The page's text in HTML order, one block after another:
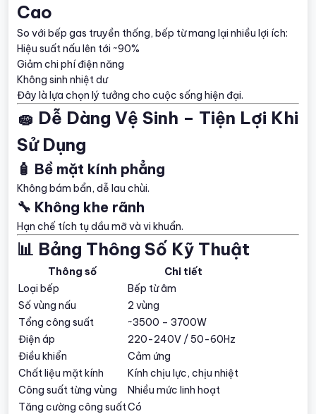
Cao
So với bếp gas truyền thống, bếp từ mang lại nhiều lợi ích:
Hiệu suất nấu lên tới ~90%
Giảm chi phí điện năng
Không sinh nhiệt dư
Đây là lựa chọn lý tưởng cho cuộc sống hiện đại.
🧽 Dễ Dàng Vệ Sinh – Tiện Lợi Khi
Sử Dụng
🧴 Bề mặt kính phẳng
Không bám bẩn, dễ lau chùi.
🔧 Không khe rãnh
Hạn chế tích tụ dầu mỡ và vi khuẩn.
📊 Bảng Thông Số Kỹ Thuật
Thông số
Chi tiết
Loại bếp
Bếp từ âm
Số vùng nấu
2 vùng
Tổng công suất
~3500 – 3700W
Điện áp
220-240V / 50-60Hz
Điều khiển
Cảm ứng
Chất liệu mặt kính
Kính chịu lực, chịu nhiệt
Công suất từng vùng
Nhiều mức linh hoạt
Tăng cường công suấtCó